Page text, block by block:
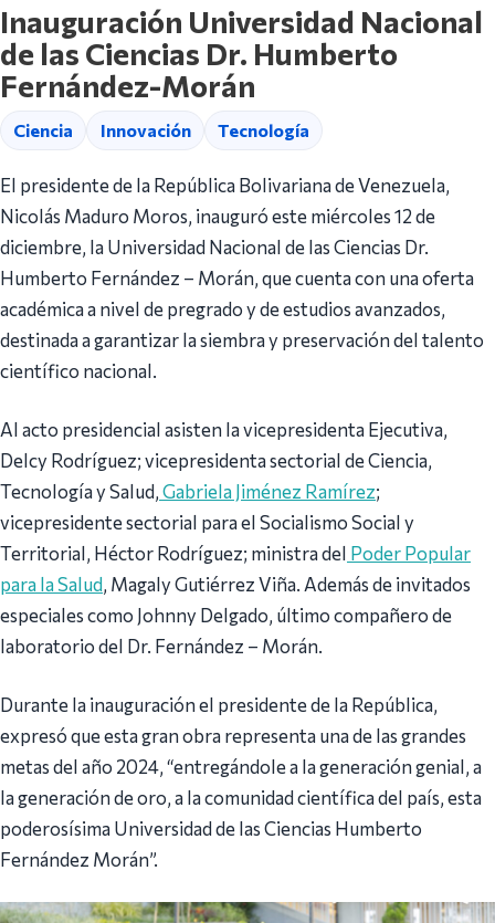
Inauguración Universidad Nacional
de las Ciencias Dr. Humberto
Fernández-Morán
Ciencia Innovación Tecnología
El presidente de la República Bolivariana de Venezuela,
Nicolás Maduro Moros, inauguró este miércoles 12 de
diciembre, la Universidad Nacional de las Ciencias Dr.
Humberto Fernández – Morán, que cuenta con una oferta
académica a nivel de pregrado y de estudios avanzados,
destinada a garantizar la siembra y preservación del talento
científico nacional.
Al acto presidencial asisten la vicepresidenta Ejecutiva,
Delcy Rodríguez; vicepresidenta sectorial de Ciencia,
Tecnología y Salud, Gabriela Jiménez Ramírez;
vicepresidente sectorial para el Socialismo Social y
Territorial, Héctor Rodríguez; ministra del Poder Popular
para la Salud , Magaly Gutiérrez Viña. Además de invitados
especiales como Johnny Delgado, último compañero de
laboratorio del Dr. Fernández – Morán.
Durante la inauguración el presidente de la República,
expresó que esta gran obra representa una de las grandes
metas del año 2024, “entregándole a la generación genial, a
la generación de oro, a la comunidad científica del país, esta
poderosísima Universidad de las Ciencias Humberto
Fernández Morán”.